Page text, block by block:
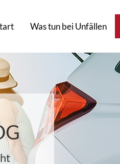
Was tun bei Unfällen